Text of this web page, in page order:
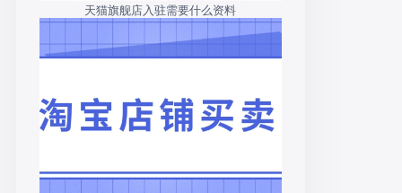
天猫旗舰店入驻需要什么资料